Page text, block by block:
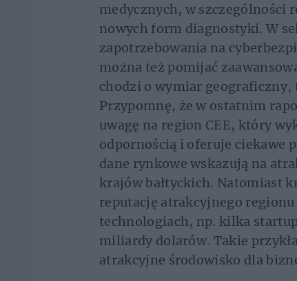
medycznych, w szczególności
nowych form diagnostyki. W
zapotrzebowania na
można też pomijać
chodzi o wymiar
Przypomnę, że w ostatnim
uwagę na region CEE, który
odpornością i oferuje ciekawe
dane rynkowe wskazują na
krajów bałtyckich. Natomiast
reputację atrakcyjnego
technologiach, np. kilka
miliardy dolarów. Takie
atrakcyjne środowisko dla